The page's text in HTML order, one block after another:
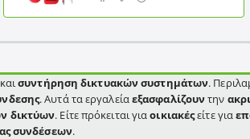
καισυντήρηση δικτυακών συστημάτων.
. Αυτά τα εργαλείαεξασφαλίζουντην
δικτύων. Είτε πρόκειται γιαοικιακέςείτε για
συνδέσεων.